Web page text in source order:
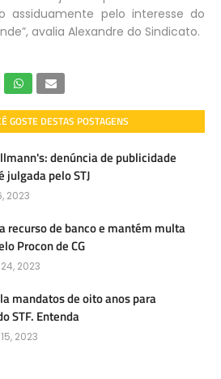
assiduamente pelo interesse do
avalia Alexandre do Sindicato.
GOSTE DESTAS POSTAGENS
denúncia de publicidade
julgada pelo STJ
2023
recurso de banco e mantém multa
Procon de CG
2023
mandatos de oito anos para
STF. Entenda
2023